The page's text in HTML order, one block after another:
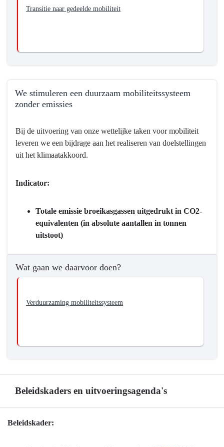
gedeeldeTransitie naar gedeelde mobiliteit
We stimuleren een duurzaam mobiliteitssysteem
zonder emissies
naar
navigatie
mobiliteit
we
bereiken?
stimuleren
Bij de uitvoering van onze wettelijke taken voor mobiliteit
leveren we een bijdrage aan het realiseren van doelstellingen
uit het klimaatakkoord.
Indicator:
Totale emissie broeikasgassen uitgedrukt in CO2-
equivalenten (in absolute aantallen in tonnen
uitstoot)
Wat gaan we daarvoor doen?
Verduurzaming mobiliteitssysteem
Beleidskaders en uitvoeringsagenda's
Terug
Beleidskader: